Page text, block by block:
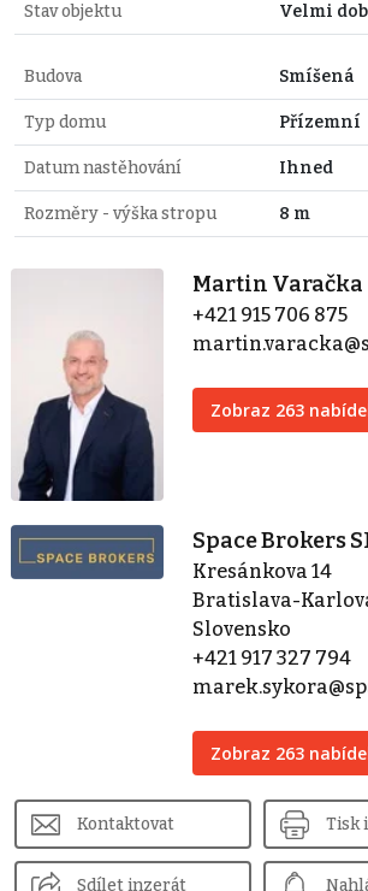
Stav objektu Velmi
Budova Smíšená
Typ domu Přízemní
Datum nastěhování Ihned
Rozměry - výška stropu 8 m
Martin Varačka
+421 915 706 875
Zobraz 263
Space Brokers
Kresánkova 14
Bratislava-
Slovensko
+421 917 327 794
Zobraz 263
Kontaktovat Tisk
Sdílet inzerát